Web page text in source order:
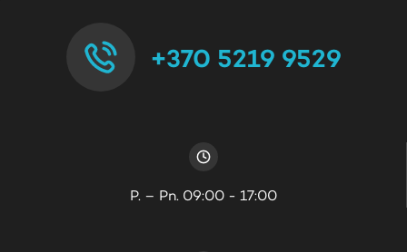
+370 5219 9529
P. – Pn. 09:00 - 17:00